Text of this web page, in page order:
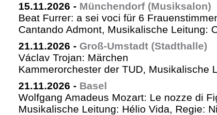
15.11.2026 - Münchendorf (Musiksalon)
Beat Furrer: a sei voci für 6
Cantando Admont, Musikalische Leitung:
21.11.2026 - Groß-Umstadt (Stadthalle)
Václav Trojan: Märchen
Kammerorchester der TUD, Musikalische
21.11.2026 - Basel
Wolfgang Amadeus Mozart: Le nozze di
Musikalische Leitung: Hélio Vida, Regie: